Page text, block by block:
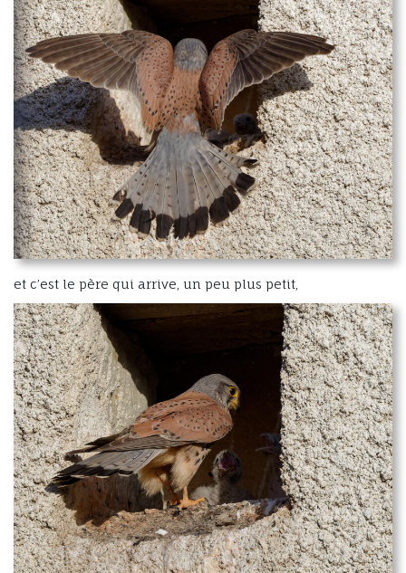
et c’est le père qui arrive, un peu plus petit,